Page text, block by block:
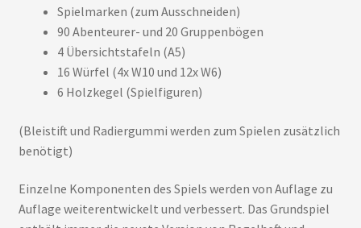
Spielmarken (zum Ausschneiden)
90 Abenteurer- und 20 Gruppenbögen
4 Übersichtstafeln (A5)
16 Würfel (4x W10 und 12x W6)
6 Holzkegel (Spielfiguren)
(Bleistift und Radiergummi werden zum Spielen zusätzlich
benötigt)
Einzelne Komponenten des Spiels werden von Auflage zu
Auflage weiterentwickelt und verbessert. Das Grundspiel